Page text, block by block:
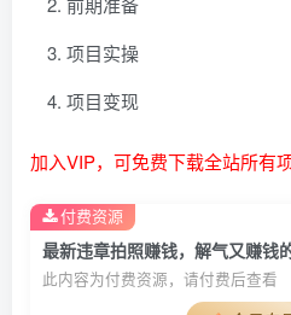
项目实操
项目变现
加入VIP，可免费下载全站所有
此内容为付费资源，请付费后查看
付费资源